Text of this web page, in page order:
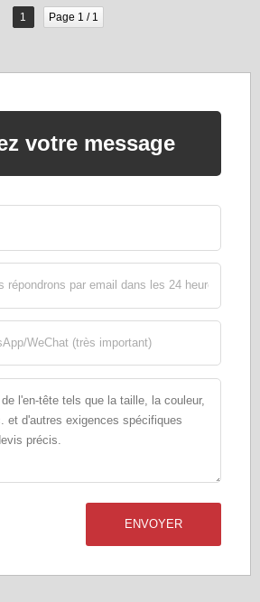
techniques, [...]
1 Page 1 / 1
votre message
ENVOYER